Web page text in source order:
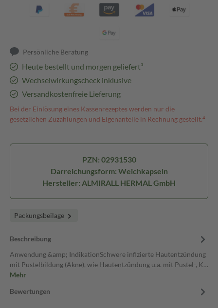
Persönliche Beratung
Heute bestellt und morgen geliefert³
Wechselwirkungscheck inklusive
Versandkostenfreie Lieferung
Bei der Einlösung eines Kassenrezeptes werden nur die
gesetzlichen Zuzahlungen und Eigenanteile in Rechnung gestellt.⁴
PZN: 02931530
Darreichungsform: Weichkapseln
Hersteller: ALMIRALL HERMAL GmbH
Packungsbeilage
Beschreibung
Anwendung &amp; IndikationSchwere infizierte Hautentzündung
mit Pustelbildung (Akne), wie Hautentzündung u.a. mit Pustel-, K…
Mehr
Bewertungen